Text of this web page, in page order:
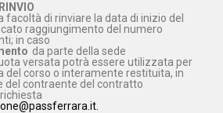
facoltà di rinviare la data di inizio del
raggiungimento del numero
in caso
da parte della sede
versata potrà essere utilizzata per
del corso o interamente restituita, in
del contraente del contratto